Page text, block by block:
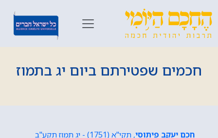
חכמים שפטירתם ביום יג בתמוז
חכם יעקב פיתוסי
, תקי"א (1751) - יג תמוז תקע"ב